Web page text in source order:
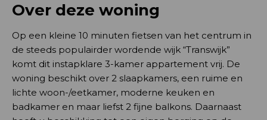
Over deze woning
Op een kleine 10 minuten fietsen van het centrum in
de steeds populairder wordende wijk “Transwijk”
komt dit instapklare 3-kamer appartement vrij. De
woning beschikt over 2 slaapkamers, een ruime en
lichte woon-/eetkamer, moderne keuken en
badkamer en maar liefst 2 fijne balkons. Daarnaast